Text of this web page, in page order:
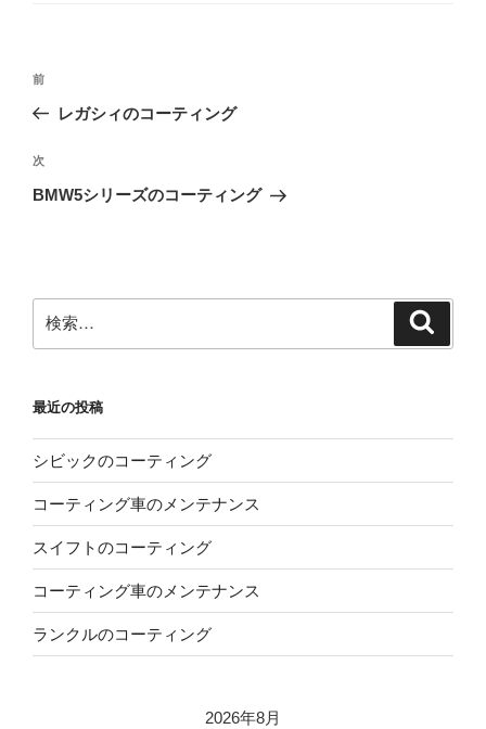
投
ビ
ゲ
ン
前
の
稿
前
レガシィのコーティング
次
の
次
BMW5シリーズのコーティング
索:
最近の投稿
シビックのコーティング
コーティング車のメンテナンス
スイフトのコーティング
コーティング車のメンテナンス
ランクルのコーティング
2026年8月